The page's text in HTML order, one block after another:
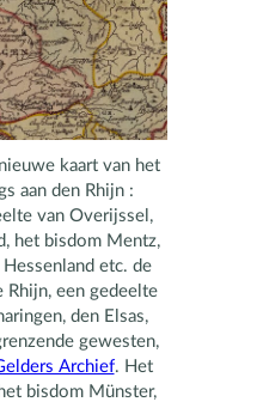
kaart van het
aan den Rhijn :
van Overijssel,
het bisdom Mentz,
etc. de
Rhijn, een gedeelte
den Elsas,
gewesten,
Archief. Het
bisdom Münster,